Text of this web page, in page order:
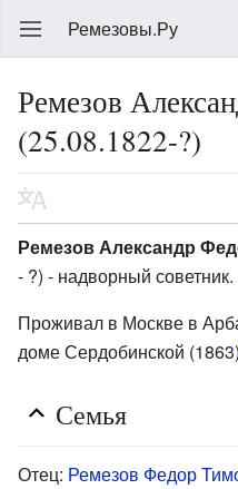
Ремезовы.Ру
Ремезов
(25.08.1822-?)
Ремезов Александр
- ?) - надворный советник.
Проживал в Москве в
доме Сердобинской (1863)
Семья
Отец: Ремезов Федор